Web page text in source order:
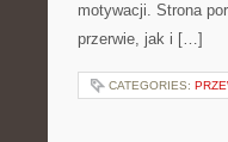
motywacji. Strona
przerwie, jak i […]
CATEGORIES: